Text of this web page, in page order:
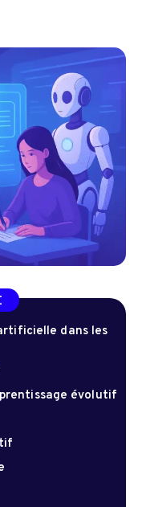
dans les
évolutif